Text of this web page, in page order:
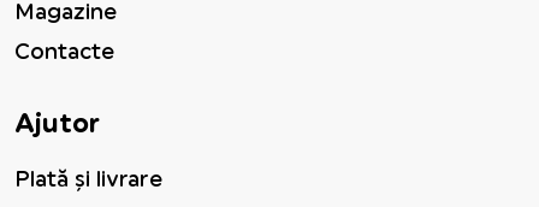
Magazine
Contacte
Ajutor
Plată și livrare